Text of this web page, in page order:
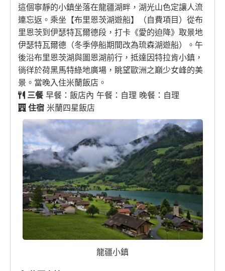
這個寧靜的小鎮坐落在龍疆湖畔，湖光山色定讓人流
連忘返。乘坐【布里恩茨湖遊船】（自費項目）從布
里恩茨到伊瑟特瓦爾德段，打卡《愛的迫降》取景地
伊瑟特瓦爾德（冬季停船期間改為琉森湖遊船）。午
後沿布里恩茨湖與圖恩湖前行，抵達因特拉肯小鎮，
徜徉於荷黑馬特綠地廣場，眺望歐洲之巔少女峰的美
景。當晚入住米蘭飯店。
三餐早餐：飯店內 午餐：自理 晚餐：自理
住宿 米蘭四星飯店
龍疆小鎮